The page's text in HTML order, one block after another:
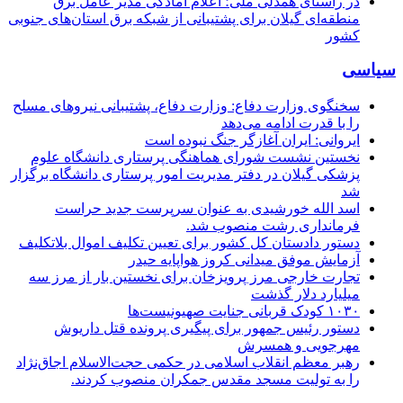
منطقه‌ای گیلان برای پشتیبانی از شبكه برق استان‌های جنوبی
كشور
سیاسی
سخنگوی وزارت دفاع: وزارت دفاع، پشتیبانی نیرو‌های مسلح
را با قدرت ادامه می‌دهد
ایروانی: ایران آغازگر جنگ نبوده است
نخستین نشست شورای هماهنگی پرستاری دانشگاه علوم
پزشکی گیلان در دفتر مدیریت امور پرستاری دانشگاه برگزار
شد
اسد الله خورشیدی به عنوان سرپرست جدید حراست
فرمانداری رشت منصوب شد.
دستور دادستان کل کشور برای تعیین تکلیف اموال بلاتکلیف
آزمایش موفق میدانی کروز هواپایه حیدر
تجارت خارجی مرز پرویزخان برای نخستین بار از مرز سه
میلیارد دلار گذشت
۱۰۳۰ کودک قربانی جنایت صهیونیست‌ها
دستور رئیس جمهور برای پیگیری پرونده قتل داریوش
مهرجویی و همسرش
رهبر معظم انقلاب اسلامی در حکمی حجت‌الاسلام اجاق‌نژاد
را به تولیت مسجد مقدس جمکران منصوب کردند.